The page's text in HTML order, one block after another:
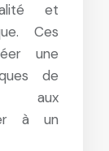
et
Ces
une
de
aux
à un